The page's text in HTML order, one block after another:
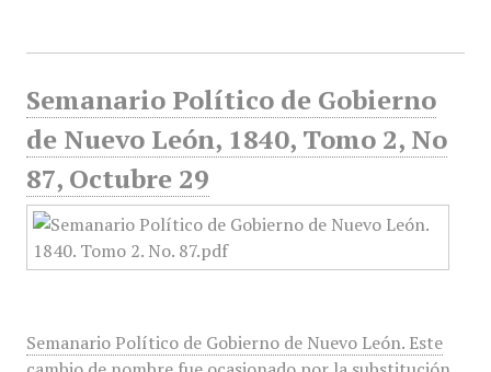
Semanario Político de Gobierno
de Nuevo León, 1840, Tomo 2, No
87, Octubre 29
Semanario Político de Gobierno de Nuevo León. Este